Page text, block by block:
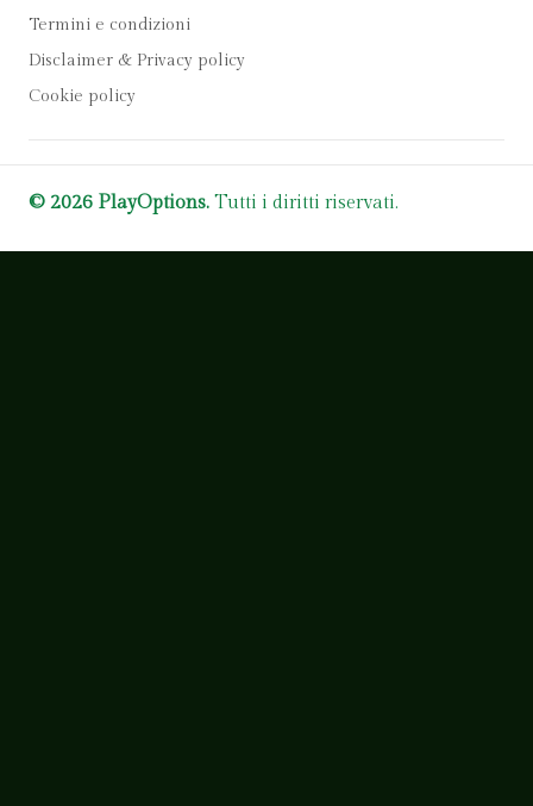
Termini e condizioni
Disclaimer & Privacy policy
Cookie policy
© 2026 PlayOptions. Tutti i diritti riservati.